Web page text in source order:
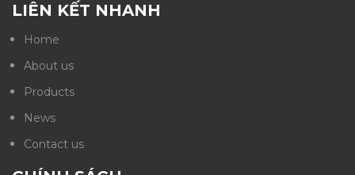
LIÊN KẾT NHANH
Home
About us
Products
News
Contact us